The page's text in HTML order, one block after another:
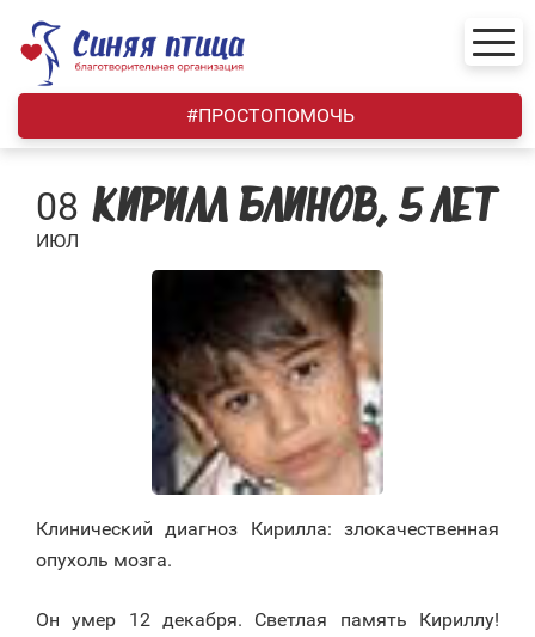
content
#ПРОСТОПОМОЧЬ
08
ИЮЛ
КИРИЛЛ БЛИНОВ, 5 ЛЕТ
Клинический диагноз Кирилла: злокачественная
опухоль мозга.
Он умер 12 декабря. Светлая память Кириллу!